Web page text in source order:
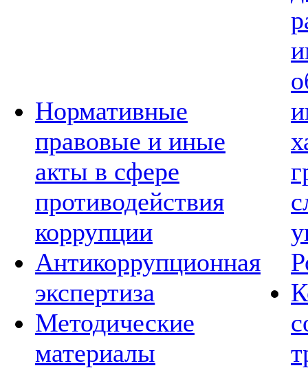
Нормативные
правовые и иные
акты в сфере
противодействия
коррупции
Антикоррупционная
экспертиза
Методические
материалы